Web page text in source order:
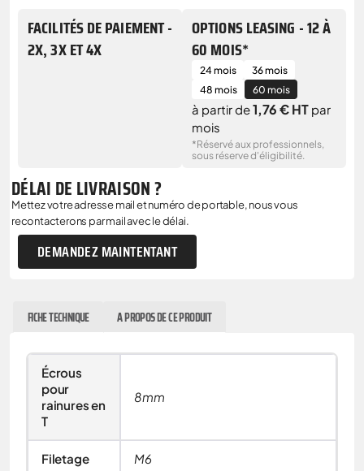
FACILITÉS DE PAIEMENT -
2X, 3X ET 4X
OPTIONS LEASING - 12 À
60 MOIS*
24 mois
36 mois
48 mois
60 mois
à partir de1,76 € HT par
mois
*Réservé aux professionnels,
sous réserve d'éligibilité.
DÉLAI DE LIVRAISON ?
Mettez votre adresse mail et numéro de portable, nous vous
recontacterons par mail avec le délai.
DEMANDEZ MAINTENTANT
FICHE TECHNIQUE A PROPOS DE CE PRODUIT
Écrous
pour
rainures en
T
8mm
Filetage M6